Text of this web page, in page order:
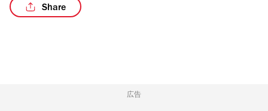
Share
広告